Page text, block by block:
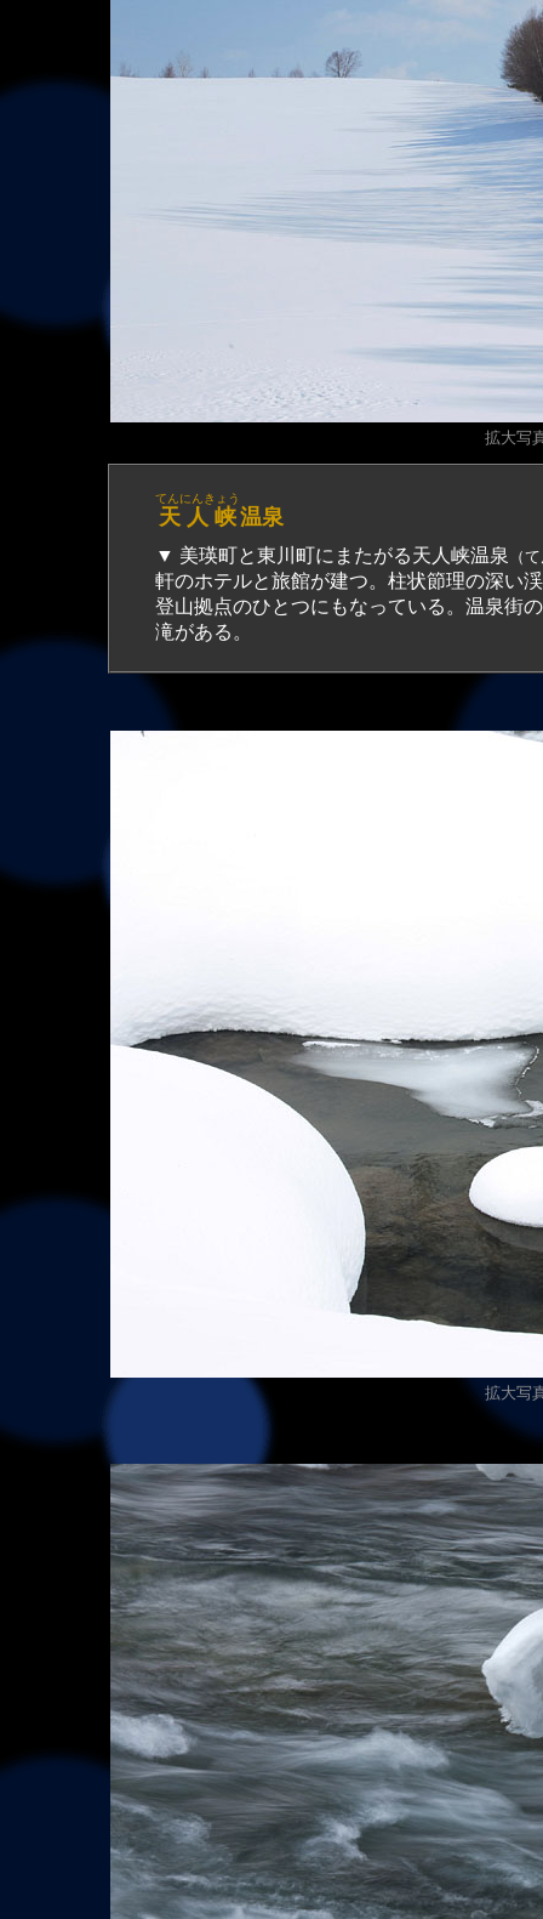
拡大写
天人峡
てんにんきょう
温泉
▼ 美瑛町と東川町にまたがる天人峡温泉 （
軒のホテルと旅館が建つ。柱状節理の深い
登山拠点のひとつにもなっている。温泉街
滝がある。
拡大写